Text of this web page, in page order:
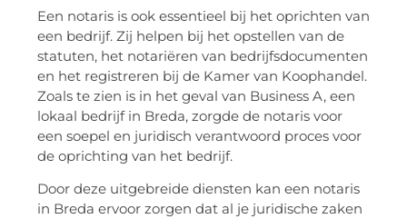
Een notaris is ook essentieel bij het oprichten van
een bedrijf. Zij helpen bij het opstellen van de
statuten, het notariëren van bedrijfsdocumenten
en het registreren bij de Kamer van Koophandel.
Zoals te zien is in het geval van Business A, een
lokaal bedrijf in Breda, zorgde de notaris voor
een soepel en juridisch verantwoord proces voor
de oprichting van het bedrijf.
Door deze uitgebreide diensten kan een notaris
in Breda ervoor zorgen dat al je juridische zaken